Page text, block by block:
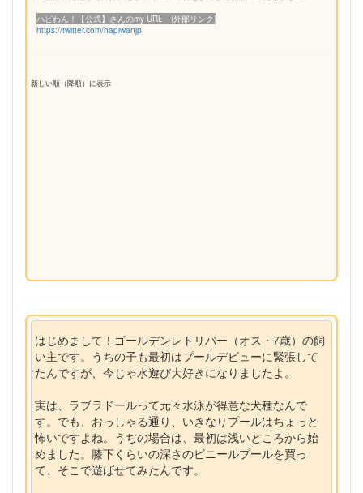
ハピわん！【公式】さんのmy URL (外部リンク)
https://twitter.com/hapiwanjp
新しい順（降順）に表示
はじめまして！ゴールデンレトリバー（オス・7歳）の飼
い主です。うちの子も最初はプールデビューに緊張して
たんですが、今じゃ水遊び大好きになりましたよ。
実は、ラブラドールって元々水泳が得意な犬種なんで
す。でも、おっしゃる通り、いきなりプールはちょっと
怖いですよね。うちの場合は、最初は浅いところから始
めました。膝下くらいの深さのビニールプールを買っ
て、そこで遊ばせてみたんです。